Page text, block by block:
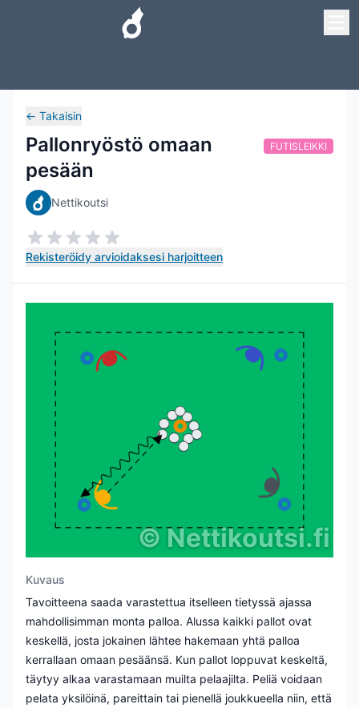
← Takaisin
Pallonryöstö omaan
pesään
Nettikoutsi
Rekisteröidy arvioidaksesi harjoitteen
FUTISLEIKKI
©Nettikoutsi.fi
Kuvaus
Tavoitteena saada varastettua itselleen tietyssä ajassa
mahdollisimman monta palloa. Alussa kaikki pallot ovat
keskellä, josta jokainen lähtee hakemaan yhtä palloa
kerrallaan omaan pesäänsä. Kun pallot loppuvat keskeltä,
täytyy alkaa varastamaan muilta pelaajilta. Peliä voidaan
pelata yksilöinä, pareittain tai pienellä joukkueella niin, että